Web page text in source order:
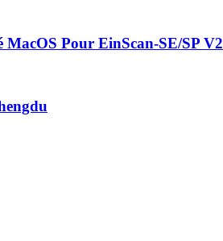
Pour EinScan-SE/SP V2